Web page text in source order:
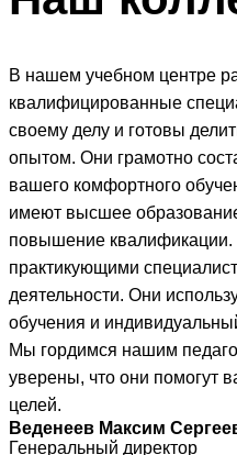
В нашем учебном центре
квалифицированные
своему делу и готовы
опытом. Они грамотно
вашего комфортного
имеют высшее
повышение квалификации.
практикующими
деятельности. Они
обучения и
Мы гордимся нашим
уверены, что они помогут
целей.
Веденеев Максим
Генеральный директор